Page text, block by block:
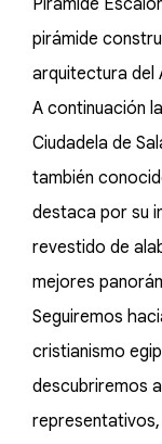
Pirámide
pirámide
arquitectura del
A continuación
Ciudadela de
también
destaca por su
revestido de
mejores
Seguiremos
cristianismo
descubriremos
representativos,